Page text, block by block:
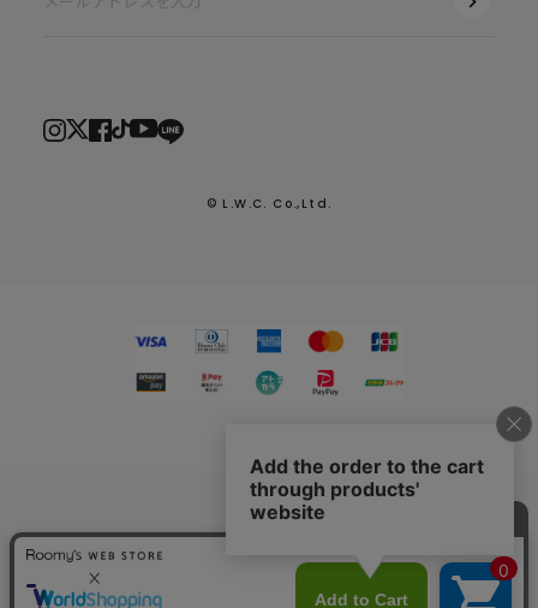
2026.7.29
熊本県熊本地方を震源とする地震による配送への影響につい
© L.W.C. Co.,Ltd.